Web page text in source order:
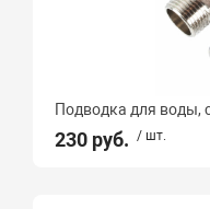
Подводка для воды,
230 руб. / шт.